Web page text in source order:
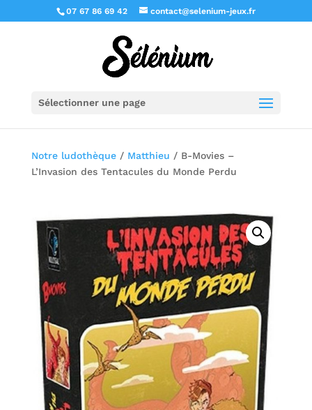
07 67 86 69 42 contact@selenium-jeux.fr
Sélectionner une page
Notre ludothèque/ Matthieu / B-Movies –
L’Invasion des Tentacules du Monde Perdu